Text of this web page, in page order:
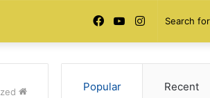
Instagram
YouTube
Facebook
Popular Recent